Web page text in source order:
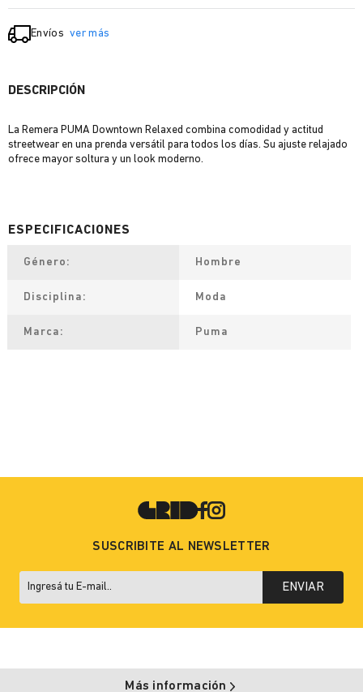
Envíos ver más
DESCRIPCIÓN
La Remera PUMA Downtown Relaxed combina comodidad y actitud
streetwear en una prenda versátil para todos los días. Su ajuste relajado
ofrece mayor soltura y un look moderno.
Género Hombre
Disciplina Moda
Marca Puma
SUSCRIBITE AL NEWSLETTER
ENVIAR
Más información